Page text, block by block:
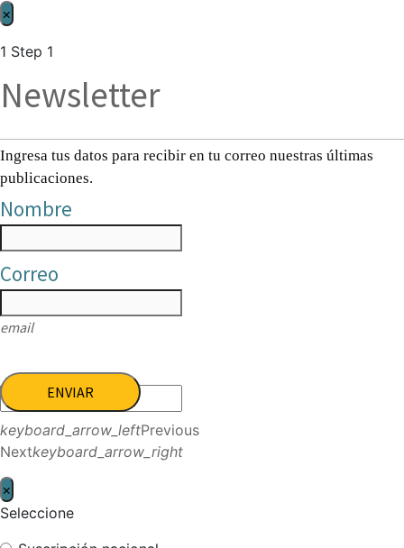
×
1 Step 1
Newsletter
Ingresa tus datos para recibir en tu correo nuestras últimas
publicaciones.
Nombre
Correo
email
ENVIAR
keyboard_arrow_leftPrevious
Nextkeyboard_arrow_right
×
Seleccione